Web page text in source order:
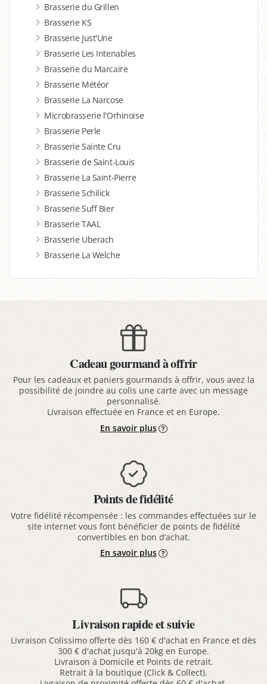
Brasserie du Grillen
Brasserie KS
Brasserie Just'Une
Brasserie Les Intenables
Brasserie du Marcaire
Brasserie Météor
Brasserie La Narcose
Microbrasserie l'Orhinoise
Brasserie Perle
Brasserie Sainte Cru
Brasserie de Saint-Louis
Brasserie La Saint-Pierre
Brasserie Schilick
Brasserie Suff Bier
Brasserie TAAL
Brasserie Uberach
Brasserie La Welche
Cadeau gourmand à offrir
Pour les cadeaux et paniers gourmands à offrir, vous avez la
possibilité de joindre au colis une carte avec un message
personnalisé.
Livraison effectuée en France et en Europe.
En savoir plus
Points de fidélité
Votre fidélité récompensée : les commandes effectuées sur le
site internet vous font bénéficier de points de fidélité
convertibles en bon d’achat.
En savoir plus
Livraison rapide et suivie
Livraison Colissimo offerte dès 160 € d'achat en France et dès
300 € d'achat jusqu'à 20kg en Europe.
Livraison à Domicile et Points de retrait.
Retrait à la boutique (Click & Collect).